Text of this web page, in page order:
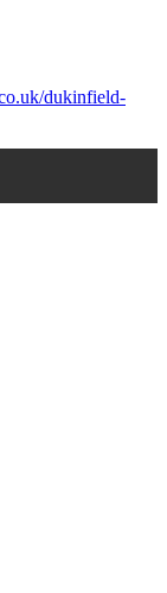
dukinfield-